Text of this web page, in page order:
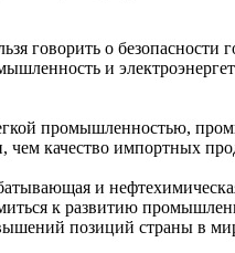
говорить о
и
промышленностью,
чем качество импортных
и
к развитию
позиций страны в